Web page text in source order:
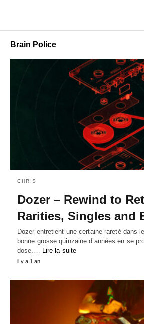
Brain Police
CHRIS
Dozer – Rewind to
Rarities, Singles and
Dozer entretient une certaine rareté dans
bonne grosse quinzaine d’années en se
dose.… Lire la suite
il y a 1 an